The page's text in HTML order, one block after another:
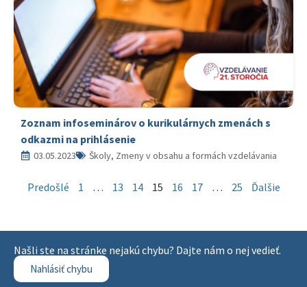
Zoznam infoseminárov o kurikulárnych zmenách s
odkazmi na prihlásenie
03.05.2023 Školy, Zmeny v obsahu a formách vzdelávania
Predošlé 1 … 13 14 15 16 17 … 25 Ďalšie
Našli ste na stránke nejakú chybu? Dajte nám o nej vedieť.
Nahlásiť chybu